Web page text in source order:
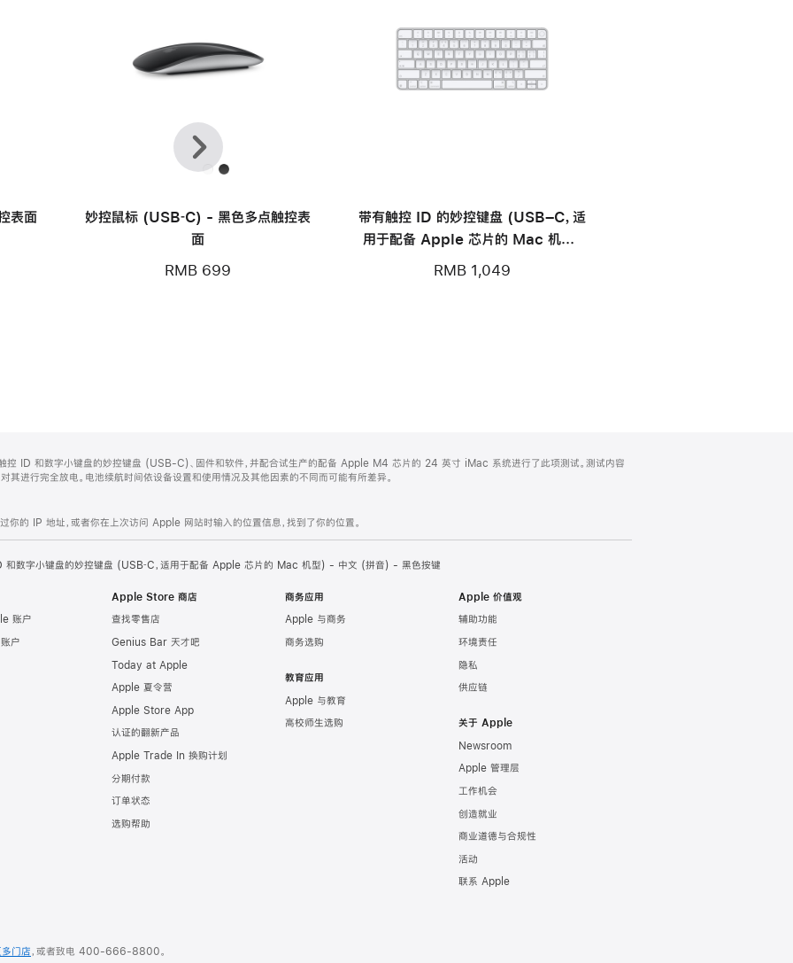
表面
妙控鼠标 (USB‑C) - 黑色多点触控表
面
RMB 699
带有触控 ID 的妙控键盘 (USB–C，适
用于配备 Apple 芯片的 Mac 机型)
RMB 1,049
上
一
个
下
一
个
ID 和数字小键盘的妙控键盘 (USB-C)、固件和软件，并配合试生产的配备 Apple M4 芯片的 24 英寸 iMac 系统进行了此项测试。测试内容
其进行完全放电。电池续航时间依设备设置和使用情况及其他因素的不同而可能有所差异。
你的 IP 地址，或者你在上次访问 Apple 网站时输入的位置信息，找到了你的位置。
和数字小键盘的妙控键盘 (USB‑C，适用于配备 Apple 芯片的 Mac 机型) - 中文 (拼音) - 黑色按键
账户
户
Apple Store 商店
查找零售店
Genius Bar 天才吧
Today at Apple
Apple 夏令营
Apple Store App
认证的翻新产品
Apple Trade In 换购计划
分期付款
订单状态
选购帮助
商务应用
Apple 与商务
商务选购
教育应用
Apple 与教育
高校师生选购
Apple 价值观
辅助功能
环境责任
隐私
供应链
关于 Apple
Newsroom
Apple 管理层
工作机会
创造就业
商业道德与合规性
活动
联系 Apple
多门店，或者致电 400-666-8800。